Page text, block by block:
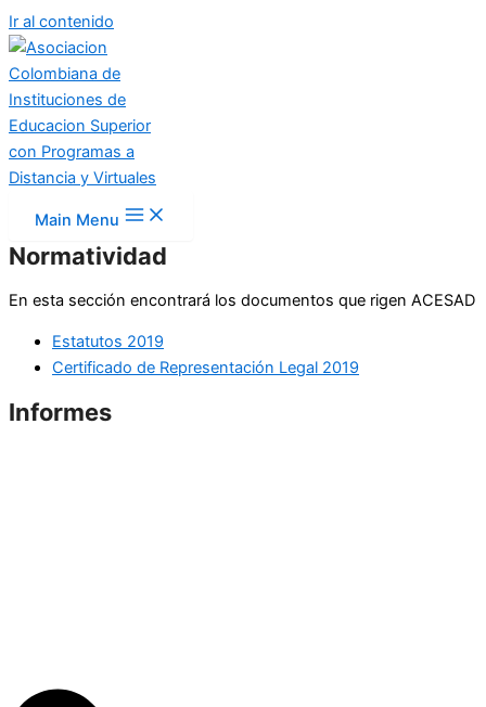
Ir al contenido
Main Menu
Normatividad
En esta sección encontrará los documentos que rigen ACESAD
Estatutos 2019
Certificado de Representación Legal 2019
Informes